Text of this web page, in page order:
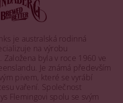
je australská rodinná
na výrobu
byla v roce 1960 ve
Je známá především
pivem, které se vyrábí
vaření. Společnost
Flemingovi spolu se svým